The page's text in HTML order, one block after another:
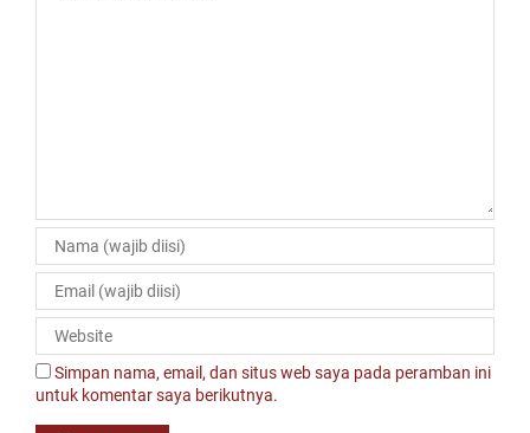
Simpan nama, email, dan situs web saya pada peramban ini
untuk komentar saya berikutnya.